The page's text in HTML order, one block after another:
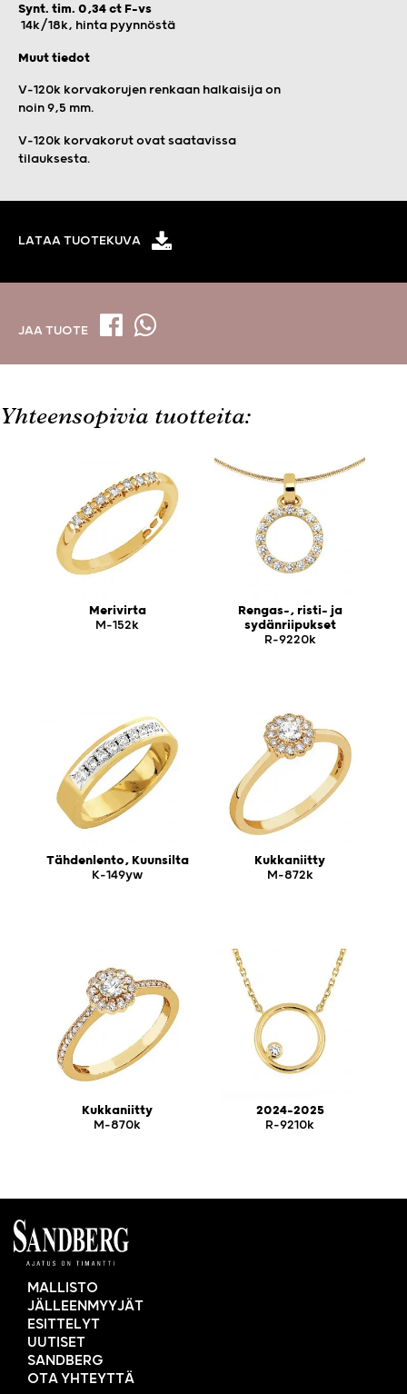
Synt. tim. 0,34 ct F-vs
14k/18k, hinta pyynnöstä
Muut tiedot
V-120k korvakorujen renkaan halkaisija on
noin 9,5 mm.
V-120k korvakorut ovat saatavissa
tilauksesta.
LATAA TUOTEKUVA
JAA TUOTE
Yhteensopivia tuotteita:
Merivirta
M-152k
Rengas-, risti- ja
sydänriipukset
R-9220k
Tähdenlento, Kuunsilta
K-149yw
Kukkaniitty
M-872k
Kukkaniitty
M-870k
2024-2025
R-9210k
MALLISTO
JÄLLEENMYYJÄT
ESITTELYT
UUTISET
SANDBERG
OTA YHTEYTTÄ